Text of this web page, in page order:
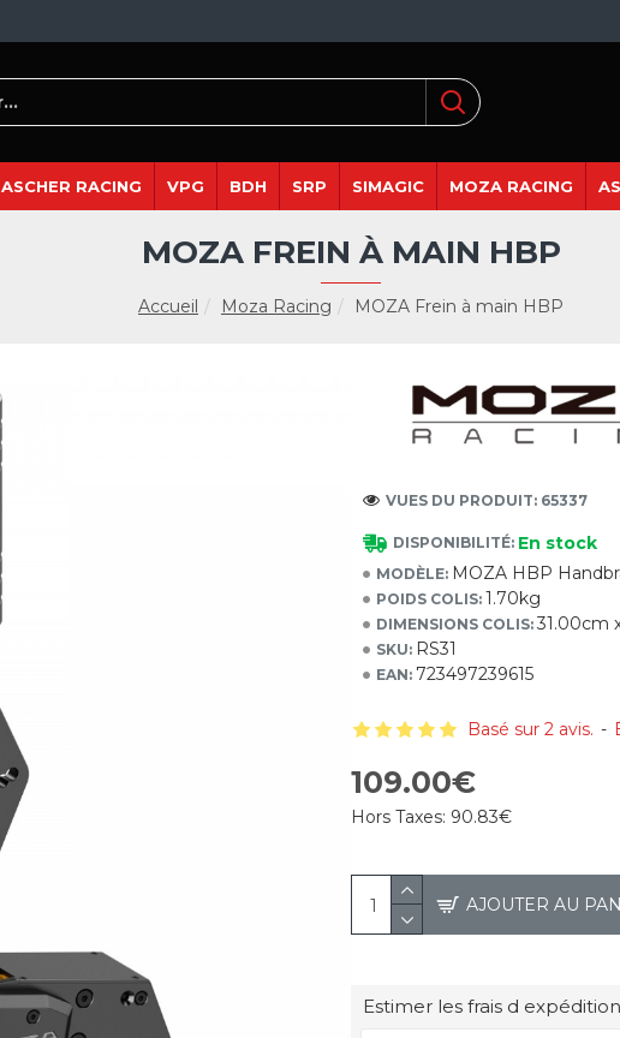
ASCHER RACING VPG BDH SRP SIMAGIC MOZA RACING
Accueil Moza Racing MOZA Frein à main HBP
MOZA FREIN À MAIN HBP
DISPONIBILITÉ: En stock
MODÈLE: MOZA HBP
POIDS COLIS: 1.70kg
DIMENSIONS COLIS: 31.00cm
SKU: RS31
EAN: 723497239615
VUES DU PRODUIT: 65337
Basé sur 2 avis. -
109.00€
Hors Taxes: 90.83€
AJOUTER AU
Estimer les frais d